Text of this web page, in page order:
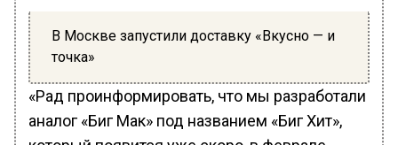
В Москве запустили доставку «Вкусно — и
точка»
«Рад проинформировать, что мы разработали
аналог «Биг Мак» под названием «Биг Хит»,